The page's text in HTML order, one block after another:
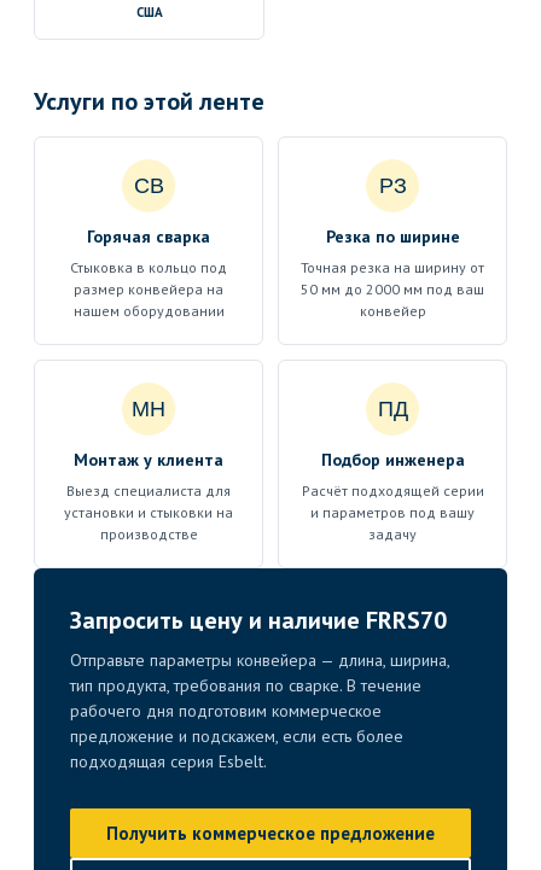
США
Услуги по этой ленте
СВ
Горячая сварка
Стыковка в кольцо под
размер конвейера на
нашем оборудовании
РЗ
Резка по ширине
Точная резка на ширину от
50 мм до 2000 мм под ваш
конвейер
МН
Монтаж у клиента
Выезд специалиста для
установки и стыковки на
производстве
ПД
Подбор инженера
Расчёт подходящей серии
и параметров под вашу
задачу
Запросить цену и наличие FRRS70
Отправьте параметры конвейера — длина, ширина,
тип продукта, требования по сварке. В течение
рабочего дня подготовим коммерческое
предложение и подскажем, если есть более
подходящая серия Esbelt.
Получить коммерческое предложение